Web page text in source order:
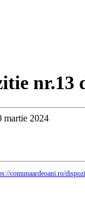
nr.13
martie 2024
comunaardeoani.ro/